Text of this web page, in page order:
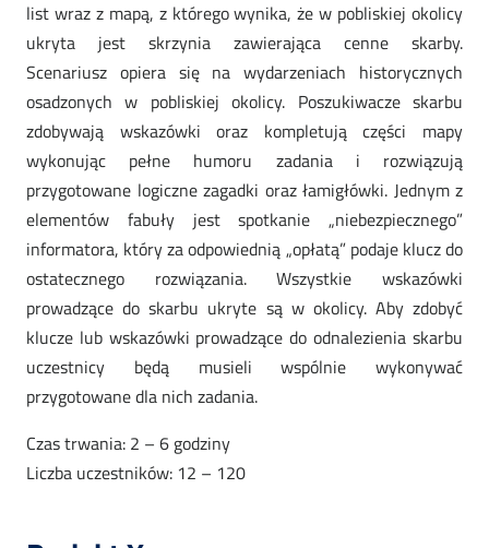
list wraz z mapą, z którego wynika, że w pobliskiej okolicy
ukryta jest skrzynia zawierająca cenne skarby.
Scenariusz opiera się na wydarzeniach historycznych
osadzonych w pobliskiej okolicy. Poszukiwacze skarbu
zdobywają wskazówki oraz kompletują części mapy
wykonując pełne humoru zadania i rozwiązują
przygotowane logiczne zagadki oraz łamigłówki. Jednym z
elementów fabuły jest spotkanie „niebezpiecznego”
informatora, który za odpowiednią „opłatą” podaje klucz do
ostatecznego rozwiązania. Wszystkie wskazówki
prowadzące do skarbu ukryte są w okolicy. Aby zdobyć
klucze lub wskazówki prowadzące do odnalezienia skarbu
uczestnicy będą musieli wspólnie wykonywać
przygotowane dla nich zadania.
Czas trwania: 2 – 6 godziny
Liczba uczestników: 12 – 120